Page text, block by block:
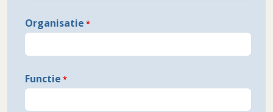
Organisatie
Functie